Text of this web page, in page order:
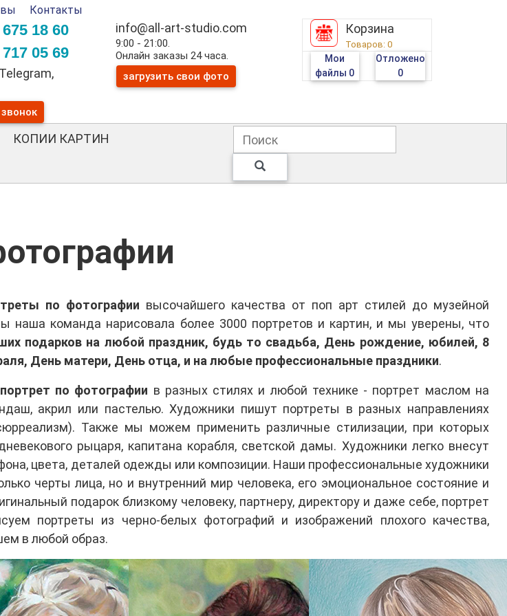
Контакты
18 60
05 69
info@all-art-studio.com
9:00 - 21:00.
Онлайн заказы 24 часа.
загрузить свои фото
Корзина
Товаров:0
Мои
файлы 0
Отложено
0
КОПИИ КАРТИН
по фотографии высочайшего качества от поп арт стилей до музейной
наша команда нарисовала более 3000 портретов и картин, и мы уверены, что
подарков на любой праздник, будь то свадьба, День рождение, юбилей, 8
День матери, День отца, и на любые профессиональные праздники.
портрет по фотографии в разных стилях и любой технике - портрет маслом на
акрил или пастелью. Художники пишут портреты в разных направлениях
Также мы можем применить различные стилизации, при которых
рыцаря, капитана корабля, светской дамы. Художники легко внесут
цвета, деталей одежды или композиции. Наши профессиональные художники
черты лица, но и внутренний мир человека, его эмоциональное состояние и
подарок близкому человеку, партнеру, директору и даже себе, портрет
портреты из черно-белых фотографий и изображений плохого качества,
в любой образ.